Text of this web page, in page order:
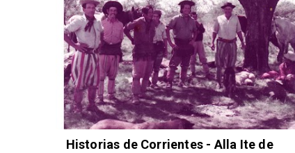
Historias de Corrientes - Alla Ite de